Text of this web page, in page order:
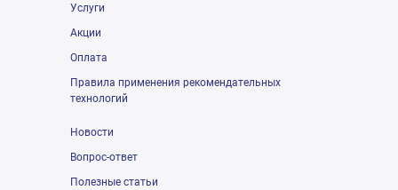
Услуги
Акции
Оплата
Правила применения рекомендательных
технологий
Новости
Вопрос-ответ
Полезные статьи